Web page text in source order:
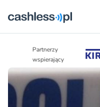
Partnerzy
wspierający